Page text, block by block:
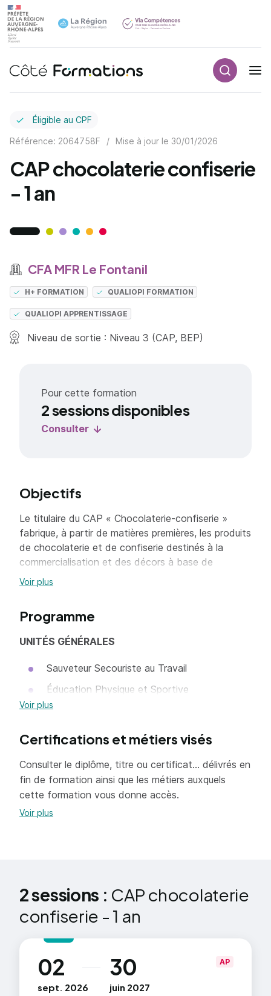
Navigation principale
Éligible au CPF
Référence: 2064758F / Mise à jour le 30/01/2026
CAP chocolaterie confiserie
- 1 an
CFA MFR Le Fontanil
H+ FORMATION QUALIOPI FORMATION
QUALIOPI APPRENTISSAGE
Niveau de sortie : Niveau 3 (CAP, BEP)
Pour cette formation
2 sessions disponibles
Consulter
Objectifs
Le titulaire du CAP « Chocolaterie-confiserie »
fabrique, à partir de matières premières, les produits
de chocolaterie et de confiserie destinés à la
commercialisation et des décors à base de
chocolat.
Voir plus
Programme
UNITÉS GÉNÉRALES
Sauveteur Secouriste au Travail
Éducation Physique et Sportive
LV1 : Anglais
Arts Appliqués Professionnel
UNITÉS PROFESSIONNELLES
Technologie Chocolatier
Voir plus
Certifications et métiers visés
Consulter le diplôme, titre ou certificat... délivrés en
fin de formation ainsi que les métiers auxquels
cette formation vous donne accès.
Voir plus
2 sessions : CAP chocolaterie
confiserie - 1 an
02
sept. 2026
au 30
juin 2027
AP